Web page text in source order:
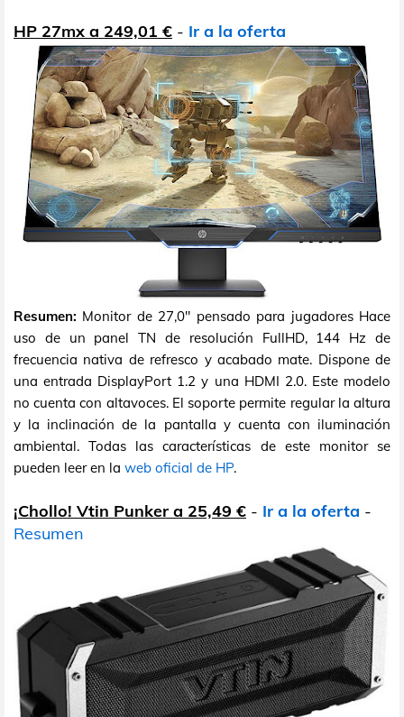
HP 27mx a 249,01 € - Ir a la oferta
Resumen: Monitor de 27,0" pensado para jugadores Hace
uso de un panel TN de resolución FullHD, 144 Hz de
frecuencia nativa de refresco y acabado mate. Dispone de
una entrada DisplayPort 1.2 y una HDMI 2.0. Este modelo
no cuenta con altavoces. El soporte permite regular la altura
y la inclinación de la pantalla y cuenta con iluminación
ambiental. Todas las características de este monitor se
pueden leer en la web oficial de HP.
¡Chollo! Vtin Punker a 25,49 € - Ir a la oferta -
Resumen